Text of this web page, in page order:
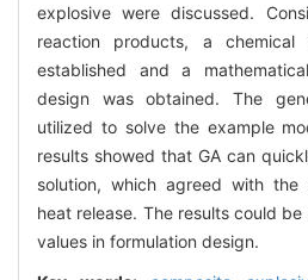
explosive were discussed.
reaction products, a chemical
established and a
design was obtained. The
utilized to solve the example
results showed that GA can
solution, which agreed with
heat release. The results could
values in formulation design.